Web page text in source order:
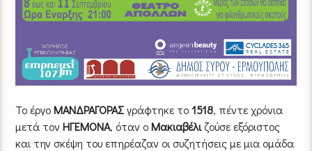
Το έργοΜΑΝΔΡΑΓΟΡΑΣγράφτηκε το1518, πέντε χρόνια
μετά τονΗΓΕΜΟΝΑ, όταν οΜακιαβέλιζούσε εξόριστος
και την σκέψη του επηρέαζαν οι συζητήσεις με μια ομάδα